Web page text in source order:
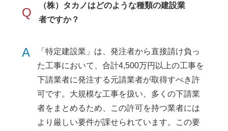
Q
（株）タカノはどのような種類の建設業
者ですか？
A
「特定建設業」は、発注者から直接請け負っ
た工事において、合計4,500万円以上の工事を
下請業者に発注する元請業者が取得すべき許
可です。大規模な工事を扱い、多くの下請業
者をまとめるため、この許可を持つ業者には
より厳しい要件が課せられています。この要